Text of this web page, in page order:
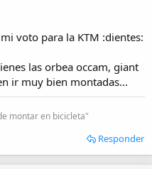
voto para la KTM :dientes:
las orbea occam, giant
ir muy bien montadas...
montar en bicicleta"
Responder